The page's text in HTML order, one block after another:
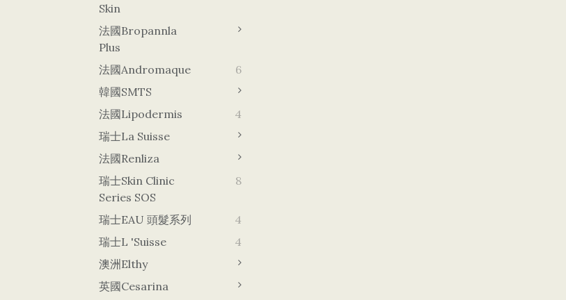
Skin
法國Bropannla
Plus
法國Andromaque
6
韓國sMTS
法國Lipodermis
4
瑞士La Suisse
法國Renliza
瑞士Skin Clinic
Series SOS
8
瑞士EAU 頭髮系列
4
瑞士L 'Suisse
4
澳洲Elthy
英國Cesarina